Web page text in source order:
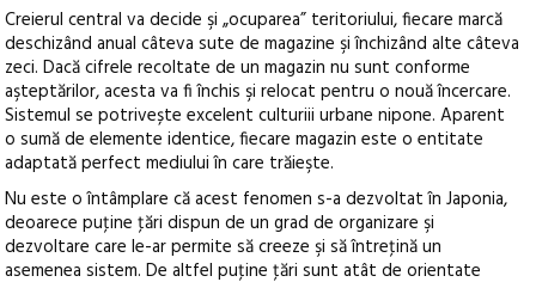
Creierul central va decide şi „ocuparea” teritoriului, fiecare marcă
deschizând anual câteva sute de magazine şi închizând alte câteva
zeci. Dacă cifrele recoltate de un magazin nu sunt conforme
aşteptărilor, acesta va fi închis şi relocat pentru o nouă încercare.
Sistemul se potrivește excelent culturiii urbane nipone. Aparent
o sumă de elemente identice, fiecare magazin este o entitate
adaptată perfect mediului în care trăieşte.
Nu este o întâmplare că acest fenomen s-a dezvoltat în Japonia,
deoarece puţine ţări dispun de un grad de organizare şi
dezvoltare care le-ar permite să creeze şi să întreţină un
asemenea sistem. De altfel puţine ţări sunt atât de orientate